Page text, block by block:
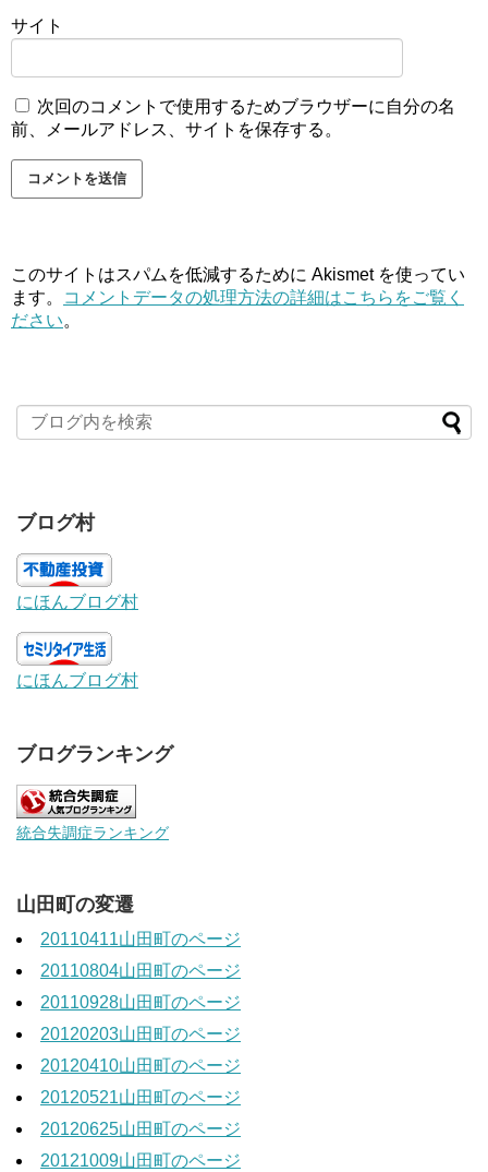
サイト
次回のコメントで使用するためブラウザーに自分の名
前、メールアドレス、サイトを保存する。
このサイトはスパムを低減するために Akismet を使ってい
ます。
コメントデータの処理方法の詳細はこちらをご覧く
ださい。
ブログ村
にほんブログ村
にほんブログ村
ブログランキング
統合失調症ランキング
山田町の変遷
20110411山田町のページ
20110804山田町のページ
20110928山田町のページ
20120203山田町のページ
20120410山田町のページ
20120521山田町のページ
20120625山田町のページ
20121009山田町のページ